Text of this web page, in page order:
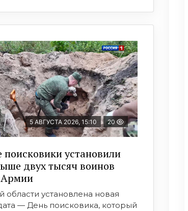
5 АВГУСТА 2026, 15:10 20
поисковики установили
двух тысяч воинов
области установлена новая
— День поисковика, который